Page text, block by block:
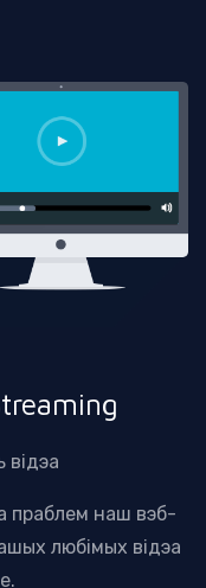
відэа
праблем наш вэб-
любімых відэа